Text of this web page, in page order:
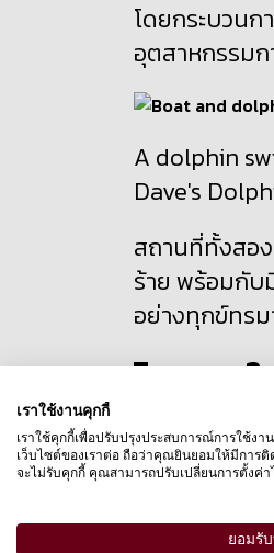
โดยกระบวน
อุตสาหกรรม
A dolphin
Dave's
สถานที่ทั้งสอ
ร้าย พร้อมกับ
อย่างทุกข์ทร
โอกาส
สถานที่แห่งนี้
แหล่งดูวาฬแล
ยอมรับความ
เราใช้งานคุกกี้
เราใช้คุกกี้เพื่อปรับปรุงประสบการณ์การใช้ง
เว็บไซต์ของเราต่อ ถือว่าคุณยินยอมให้มีกา
จะไม่รับคุกกี้ คุณสามารถปรับเปลี่ยนการตั้งค่า
ยอมรั